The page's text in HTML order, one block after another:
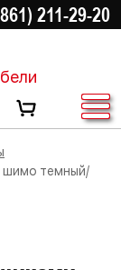
211-29-20